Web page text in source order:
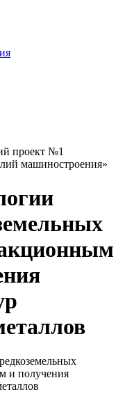
проект №1
машиностроения»